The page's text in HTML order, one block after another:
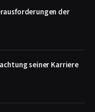
der
seiner Karriere